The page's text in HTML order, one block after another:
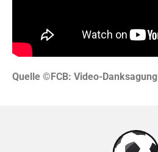
Quelle ©FCB: Video-Danksagung